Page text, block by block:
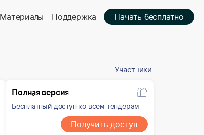
Материалы Поддержка Начать бесплатно
Участники
Полная версия
Бесплатный доступ ко всем тендерам
Получить доступ